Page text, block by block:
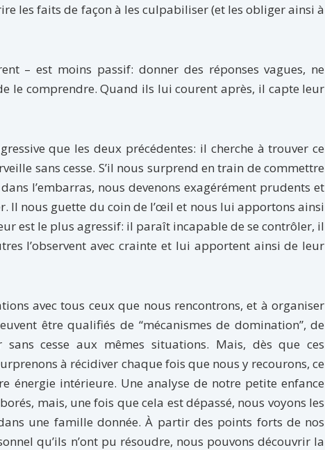
les faits de façon à les culpabiliser (et les obliger ainsi à
– est moins passif: donner des réponses vagues, ne
le comprendre. Quand ils lui courent après, il capte leur
que les deux précédentes: il cherche à trouver ce
sans cesse. S’il nous surprend en train de commettre
l’embarras, nous devenons exagérément prudents et
Il nous guette du coin de l’œil et nous lui apportons ainsi
est le plus agressif: il paraît incapable de se contrôler, il
l’observent avec crainte et lui apportent ainsi de leur
avec tous ceux que nous rencontrons, et à organiser
être qualifiés de “mécanismes de domination”, de
cesse aux mêmes situations. Mais, dès que ces
à récidiver chaque fois que nous y recourons, ce
énergie intérieure. Une analyse de notre petite enfance
mais, une fois que cela est dépassé, nous voyons les
une famille donnée. À partir des points forts de nos
qu’ils n’ont pu résoudre, nous pouvons découvrir la